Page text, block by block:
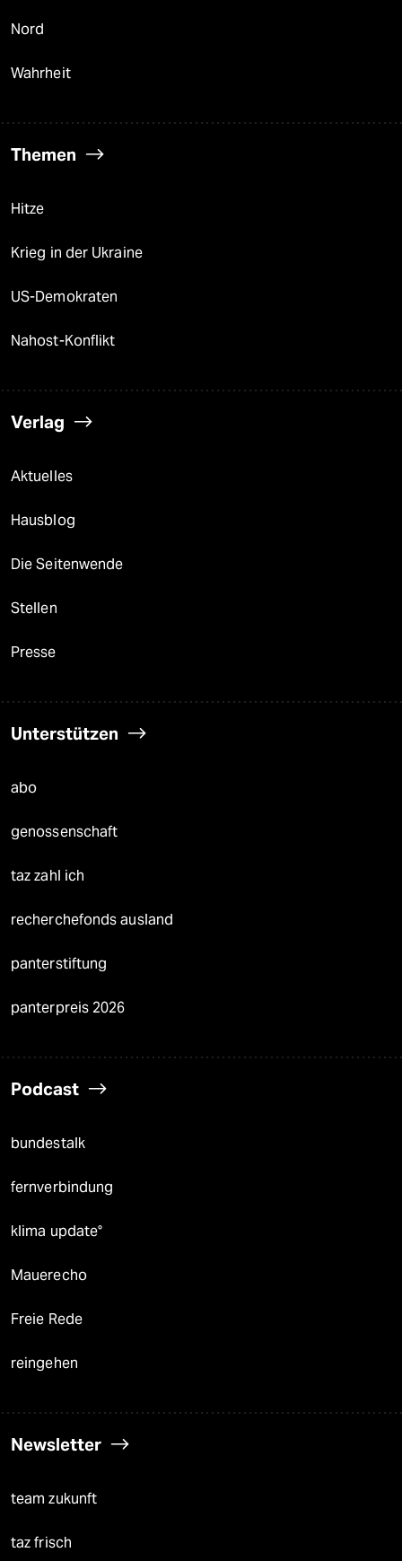
Nord
Wahrheit
Themen
Hitze
Krieg in der Ukraine
US-Demokraten
Nahost-Konflikt
Verlag
Aktuelles
Hausblog
Die Seitenwende
Stellen
Presse
Unterstützen
abo
genossenschaft
taz zahl ich
recherchefonds ausland
panterstiftung
panterpreis 2026
Podcast
bundestalk
fernverbindung
klima update°
Mauerecho
Freie Rede
reingehen
Newsletter
team zukunft
taz frisch